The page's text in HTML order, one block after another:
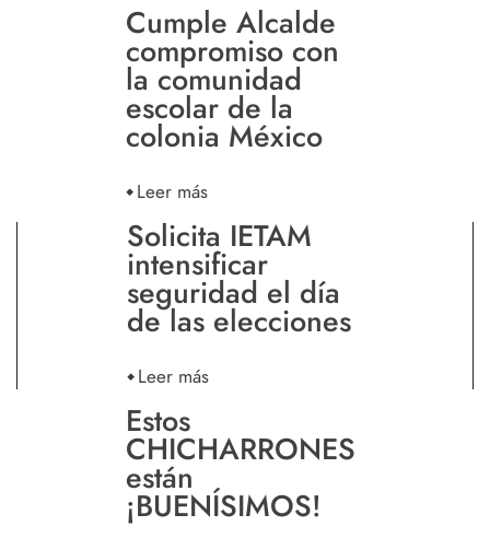
Cumple Alcalde
compromiso con
la comunidad
escolar de la
colonia México
Leer más
Solicita IETAM
intensificar
seguridad el día
de las elecciones
Leer más
Estos
CHICHARRONES
están
¡BUENÍSIMOS!